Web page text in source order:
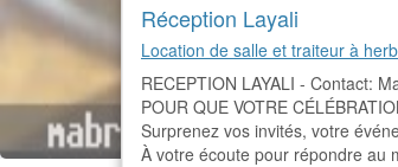
Réception Layali
Location de salle et traiteur à
RECEPTION LAYALI - Contact:
POUR QUE VOTRE
Surprenez vos invités, votre
À votre écoute pour répondre au